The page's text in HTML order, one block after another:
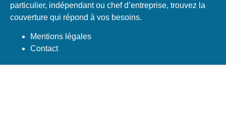
particulier, indépendant ou chef d’entreprise, trouvez la
couverture qui répond à vos besoins.
Mentions légales
Contact